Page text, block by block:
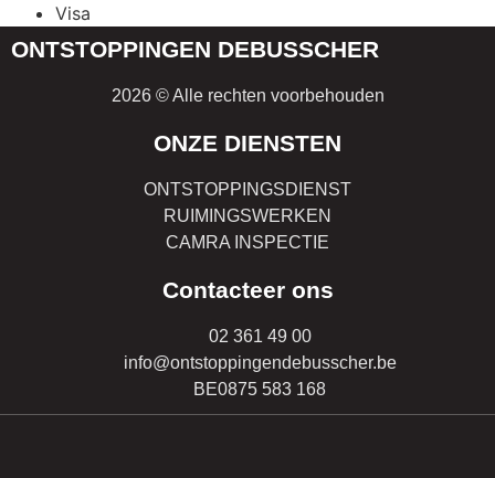
Visa
ONTSTOPPINGEN DEBUSSCHER
2026 © Alle rechten voorbehouden
ONZE DIENSTEN
ONTSTOPPINGSDIENST
RUIMINGSWERKEN
CAMRA INSPECTIE
Contacteer ons
02 361 49 00
info@ontstoppingendebusscher.be
BE0875 583 168